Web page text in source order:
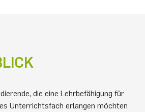
die eine Lehrbefähigung für
Unterrichtsfach erlangen möchten